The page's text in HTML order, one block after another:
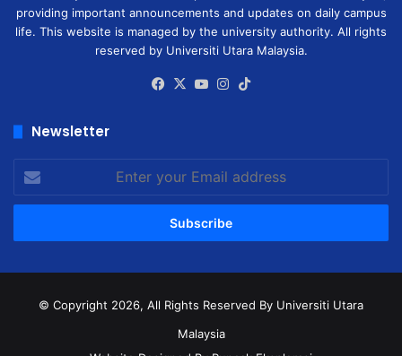
providing important announcements and updates on daily campus
life. This website is managed by the university authority. All rights
reserved by Universiti Utara Malaysia.
Facebook
X YouTubeInstagram
Newsletter
Enter
your
Email
© Copyright 2026, All Rights Reserved By Universiti Utara
Malaysia